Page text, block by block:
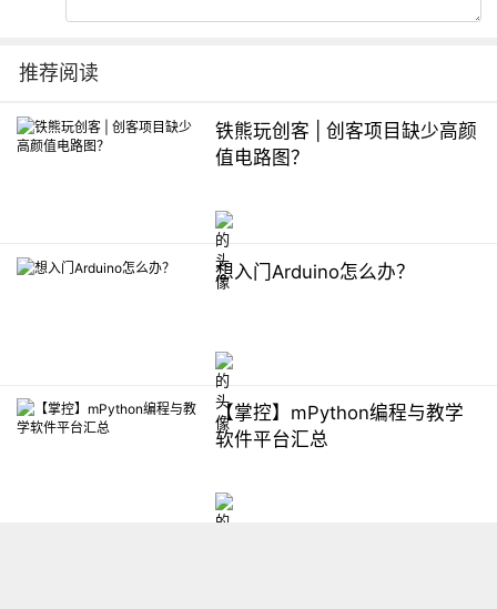
推荐阅读
铁熊玩创客 | 创客项目缺少高颜
值电路图？
想入门Arduino怎么办？
【掌控】mPython编程与教学
软件平台汇总